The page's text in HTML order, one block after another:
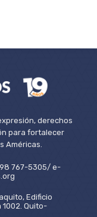
derechos
para fortalecer
Américas.
767-5305/ e-
Edificio
1002. Quito-